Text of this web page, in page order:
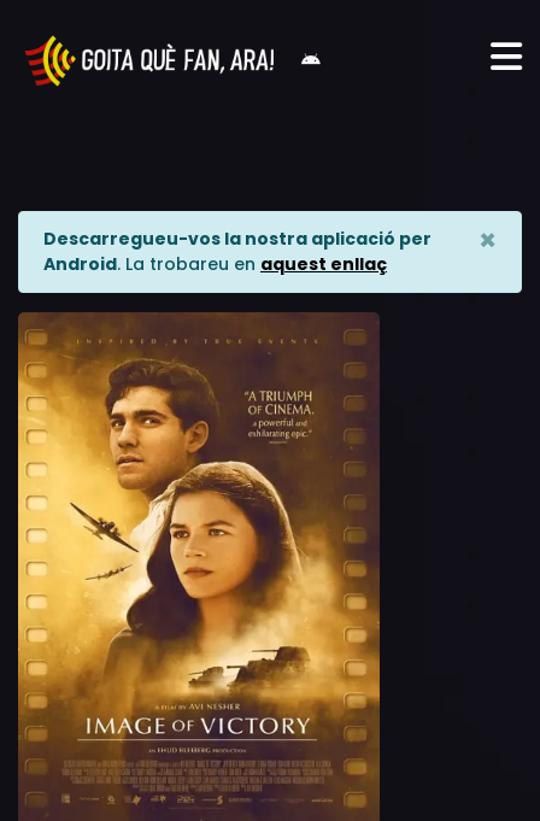
Descarregueu-vos la nostra aplicació per
Android. La trobareu en aquest enllaç
×